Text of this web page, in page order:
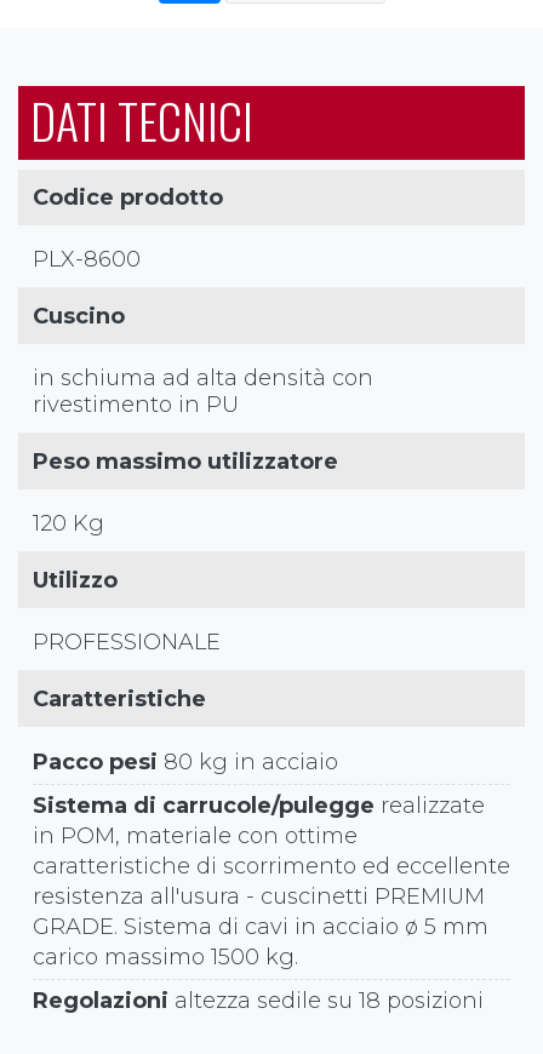
DATI TECNICI
Codice prodotto
PLX-8600
Cuscino
in schiuma ad alta densità con
rivestimento in PU
Peso massimo utilizzatore
120 Kg
Utilizzo
PROFESSIONALE
Caratteristiche
Pacco pesi 80 kg in acciaio
Sistema di carrucole/pulegge realizzate
in POM, materiale con ottime
caratteristiche di scorrimento ed eccellente
resistenza all'usura - cuscinetti PREMIUM
GRADE. Sistema di cavi in acciaio ø 5 mm
carico massimo 1500 kg.
Regolazioni altezza sedile su 18 posizioni